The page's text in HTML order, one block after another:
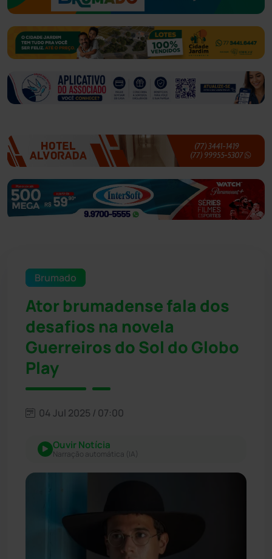
Brumado
Ator brumadense fala dos
desafios na novela
Guerreiros do Sol do Globo
Play
04 Jul 2025 / 07:00
Ouvir Notícia
Narração automática (IA)